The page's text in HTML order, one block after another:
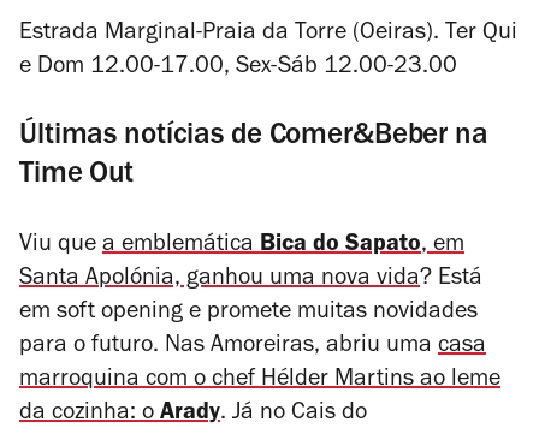
Estrada Marginal-Praia da Torre (Oeiras). Ter Qui
e Dom 12.00-17.00, Sex-Sáb 12.00-23.00
Últimas notícias de Comer&Beber na
Time Out
Viu que a emblemática Bica do Sapato, em
Santa Apolónia, ganhou uma nova vida? Está
em soft opening e promete muitas novidades
para o futuro. Nas Amoreiras, abriu uma casa
marroquina com o chef Hélder Martins ao leme
da cozinha: oArady. Já no Cais do